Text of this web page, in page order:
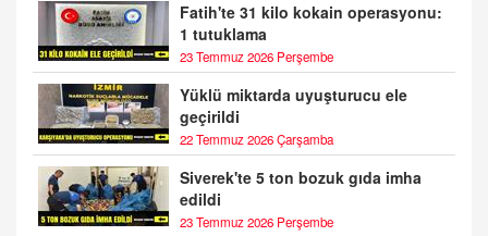
Fatih'te 31 kilo kokain operasyonu:
1 tutuklama
23 Temmuz 2026 Perşembe
Yüklü miktarda uyuşturucu ele
geçirildi
22 Temmuz 2026 Çarşamba
Siverek'te 5 ton bozuk gıda imha
edildi
23 Temmuz 2026 Perşembe